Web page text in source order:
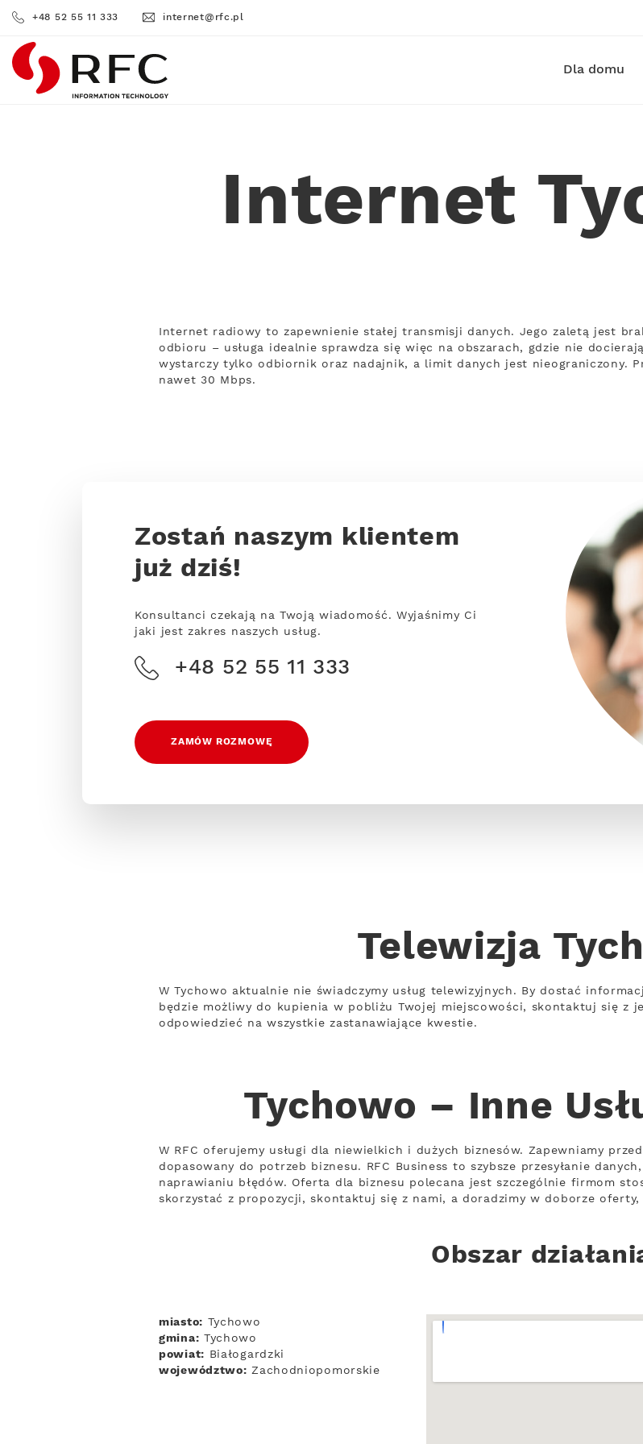
+48 52 55 11 333 internet@rfc.pl
RFC Dla domu
Internet
Internet radiowy to zapewnienie stałej transmisji danych. Jego zaletą jest
odbioru – usługa idealnie sprawdza się więc na obszarach, gdzie nie
wystarczy tylko odbiornik oraz nadajnik, a limit danych jest nieograniczony.
nawet 30 Mbps.
Zostań naszym klientem
już dziś!
Konsultanci czekają na Twoją wiadomość. Wyjaśnimy Ci
jaki jest zakres naszych usług.
+48 52 55 11 333
ZAMÓW ROZMOWĘ
Telewizja
W Tychowo aktualnie nie świadczymy usług telewizyjnych. By dostać
będzie możliwy do kupienia w pobliżu Twojej miejscowości, skontaktuj się z
odpowiedzieć na wszystkie zastanawiające kwestie.
Tychowo – Inne
W RFC oferujemy usługi dla niewielkich i dużych biznesów. Zapewniamy
dopasowany do potrzeb biznesu. RFC Business to szybsze przesyłanie
naprawianiu błędów. Oferta dla biznesu polecana jest szczególnie firmom
skorzystać z propozycji, skontaktuj się z nami, a doradzimy w doborze
Obszar
miasto: Tychowo
gmina: Tychowo
powiat: Białogardzki
województwo: Zachodniopomorskie